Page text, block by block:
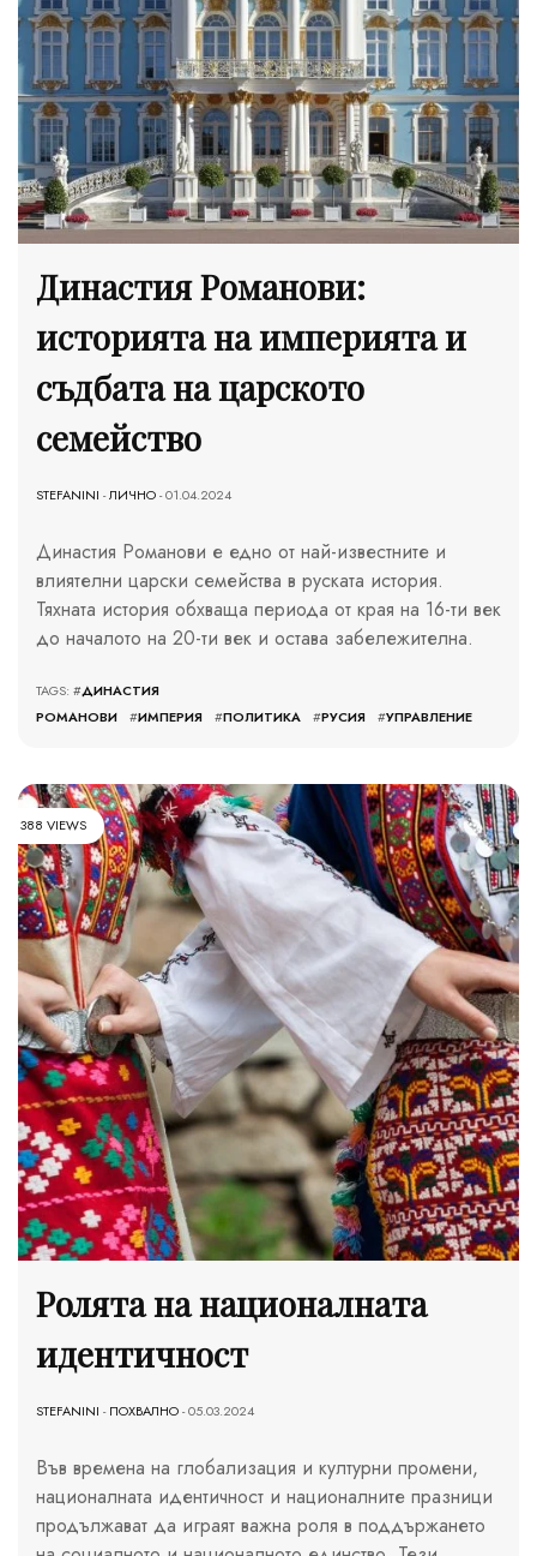
Династия Романови:
историята на империята и
съдбата на царското
семейство
STEFANINI -ЛИЧНО- 01.04.2024
Династия Романови е едно от най-известните и
влиятелни царски семейства в руската история.
Тяхната история обхваща периода от края на 16-ти век
до началото на 20-ти век и остава забележителна.
TAGS: #ДИНАСТИЯ
РОМАНОВИ
#ИМПЕРИЯ #ПОЛИТИКА #РУСИЯ #УПРАВЛЕНИЕ
388 VIEWS
Ролята на националната
идентичност
STEFANINI -ПОХВАЛНО- 05.03.2024
Във времена на глобализация и културни промени,
националната идентичност и националните празници
продължават да играят важна роля в поддържането